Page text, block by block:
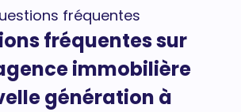
fréquentes
fréquentes sur
immobilière
génération à